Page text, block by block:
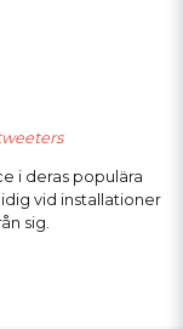
i deras populära
vid installationer
sig.